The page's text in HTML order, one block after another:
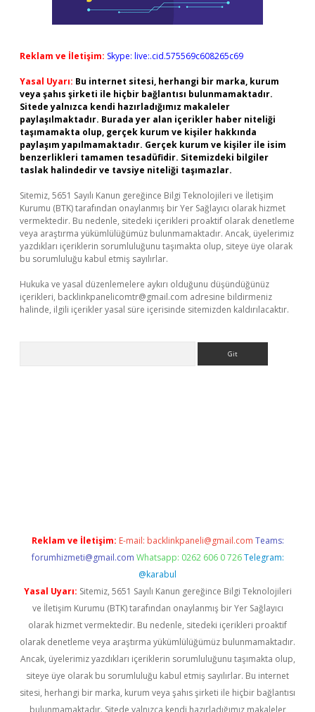
Reklam ve İletişim: Skype: live:.cid.575569c608265c69
Yasal Uyarı: Bu internet sitesi, herhangi bir marka, kurum
veya şahıs şirketi ile hiçbir bağlantısı bulunmamaktadır.
Sitede yalnızca kendi hazırladığımız makaleler
paylaşılmaktadır. Burada yer alan içerikler haber niteliği
taşımamakta olup, gerçek kurum ve kişiler hakkında
paylaşım yapılmamaktadır. Gerçek kurum ve kişiler ile isim
benzerlikleri tamamen tesadüfidir. Sitemizdeki bilgiler
taslak halindedir ve tavsiye niteliği taşımazlar.
Sitemiz, 5651 Sayılı Kanun gereğince Bilgi Teknolojileri ve İletişim
Kurumu (BTK) tarafından onaylanmış bir Yer Sağlayıcı olarak hizmet
vermektedir. Bu nedenle, sitedeki içerikleri proaktif olarak denetleme
veya araştırma yükümlülüğümüz bulunmamaktadır. Ancak, üyelerimiz
yazdıkları içeriklerin sorumluluğunu taşımakta olup, siteye üye olarak
bu sorumluluğu kabul etmiş sayılırlar.
Hukuka ve yasal düzenlemelere aykırı olduğunu düşündüğünüz
içerikleri, backlinkpanelicomtr@gmail.com adresine bildirmeniz
halinde, ilgili içerikler yasal süre içerisinde sitemizden kaldırılacaktır.
Reklam ve İletişim: E-mail: backlinkpaneli@gmail.com Teams:
forumhizmeti@gmail.com Whatsapp: 0262 606 0 726 Telegram:
@karabul
Yasal Uyarı: Sitemiz, 5651 Sayılı Kanun gereğince Bilgi Teknolojileri
ve İletişim Kurumu (BTK) tarafından onaylanmış bir Yer Sağlayıcı
olarak hizmet vermektedir. Bu nedenle, sitedeki içerikleri proaktif
olarak denetleme veya araştırma yükümlülüğümüz bulunmamaktadır.
Ancak, üyelerimiz yazdıkları içeriklerin sorumluluğunu taşımakta olup,
siteye üye olarak bu sorumluluğu kabul etmiş sayılırlar. Bu internet
sitesi, herhangi bir marka, kurum veya şahıs şirketi ile hiçbir bağlantısı
bulunmamaktadır. Sitede yalnızca kendi hazırladığımız makaleler